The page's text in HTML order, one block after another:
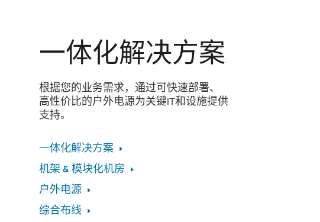
一体化解决方案
根据您的业务需求，通过可快速部署、
高性价比的户外电源为关键IT和设施提供
支持。
一体化解决方案
机架 & 模块化机房
户外电源
综合布线